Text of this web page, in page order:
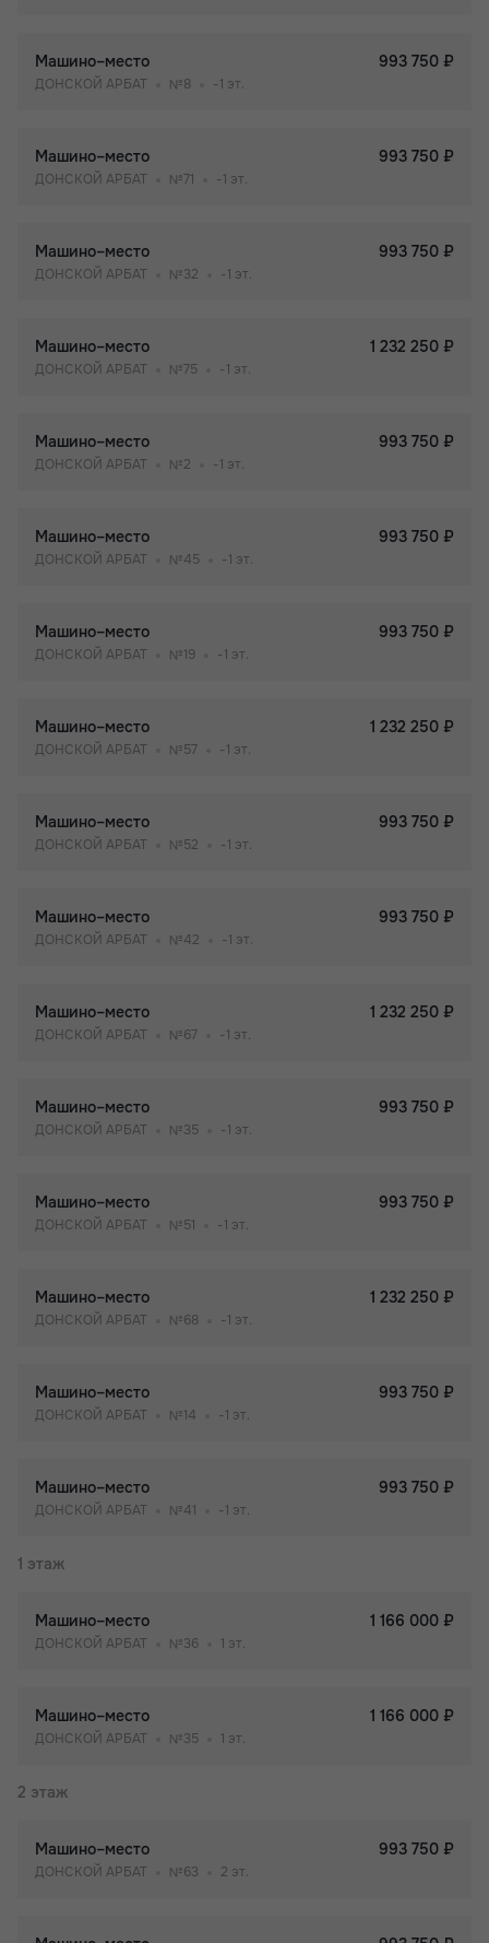
Машино–место 993 750 ₽
ДОНСКОЙ АРБАТ №8 -1 эт.
Машино–место 993 750 ₽
ДОНСКОЙ АРБАТ №71 -1 эт.
Машино–место 993 750 ₽
ДОНСКОЙ АРБАТ №32 -1 эт.
Машино–место 1 232 250 ₽
ДОНСКОЙ АРБАТ №75 -1 эт.
Машино–место 993 750 ₽
ДОНСКОЙ АРБАТ №2 -1 эт.
Машино–место 993 750 ₽
ДОНСКОЙ АРБАТ №45 -1 эт.
Машино–место 993 750 ₽
ДОНСКОЙ АРБАТ №19 -1 эт.
Машино–место 1 232 250 ₽
ДОНСКОЙ АРБАТ №57 -1 эт.
Машино–место 993 750 ₽
ДОНСКОЙ АРБАТ №52 -1 эт.
Машино–место 993 750 ₽
ДОНСКОЙ АРБАТ №42 -1 эт.
Машино–место 1 232 250 ₽
ДОНСКОЙ АРБАТ №67 -1 эт.
Машино–место 993 750 ₽
ДОНСКОЙ АРБАТ №35 -1 эт.
Машино–место 993 750 ₽
ДОНСКОЙ АРБАТ №51 -1 эт.
Машино–место 1 232 250 ₽
ДОНСКОЙ АРБАТ №68 -1 эт.
Машино–место 993 750 ₽
ДОНСКОЙ АРБАТ №14 -1 эт.
Машино–место 993 750 ₽
ДОНСКОЙ АРБАТ №41 -1 эт.
1 этаж
Машино–место 1 166 000 ₽
ДОНСКОЙ АРБАТ №36 1 эт.
Машино–место 1 166 000 ₽
ДОНСКОЙ АРБАТ №35 1 эт.
2 этаж
Машино–место 993 750 ₽
ДОНСКОЙ АРБАТ №63 2 эт.